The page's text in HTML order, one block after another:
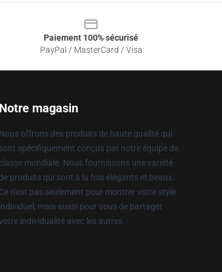
Paiement 100% sécurisé
PayPal / MasterCard / Visa
Notre magasin
Nous offrons des produits de haute qualité qui
sont spécifiquement conçus par notre équipe de
classe mondiale. Nous fournissons une variété
de produits qui sont à la fois élégants et beaux.
Ce n'est pas seulement pour montrer votre style
individuel, mais aussi pour vous de partager
individualité avec les autres.